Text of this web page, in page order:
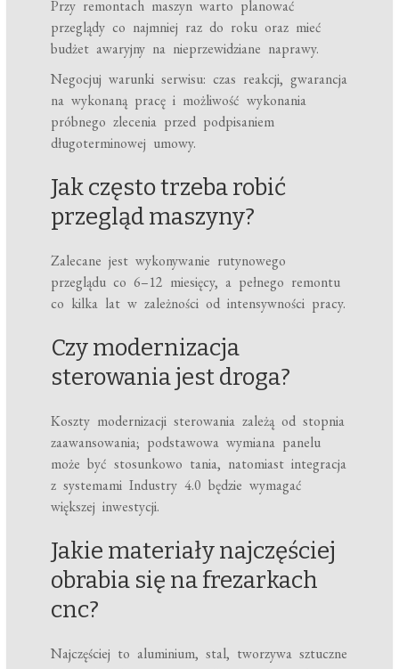
Przy remontach maszyn warto planować
przeglądy co najmniej raz do roku oraz mieć
budżet awaryjny na nieprzewidziane naprawy.
Negocjuj warunki serwisu: czas reakcji, gwarancja
na wykonaną pracę i możliwość wykonania
próbnego zlecenia przed podpisaniem
długoterminowej umowy.
Jak często trzeba robić
przegląd maszyny?
Zalecane jest wykonywanie rutynowego
przeglądu co 6–12 miesięcy, a pełnego remontu
co kilka lat w zależności od intensywności pracy.
Czy modernizacja
sterowania jest droga?
Koszty modernizacji sterowania zależą od stopnia
zaawansowania; podstawowa wymiana panelu
może być stosunkowo tania, natomiast integracja
z systemami Industry 4.0 będzie wymagać
większej inwestycji.
Jakie materiały najczęściej
obrabia się na frezarkach
cnc?
Najczęściej to aluminium, stal, tworzywa sztuczne